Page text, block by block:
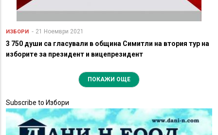
ИЗБОРИ 21 Ноември 2021
3 750 души са гласували в община Симитли на втория тур на
изборите за президент и вицепрезидент
ПОКАЖИ ОЩЕ
Subscribe to Избори